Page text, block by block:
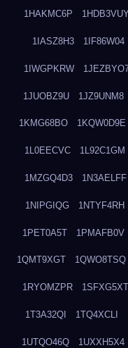
1HAKMC6P 1HDB3VUY
1IASZ8H3 1IF86W04
1IWGPKRW
1JUOBZ9U 1JZ9UNM8
1KMG68BO 1KQW0D9E
1L0EECVC 1L92C1GM
1MZGQ4D3 1N3AELFF
1NIPGIQG 1NTYF4RH
1PET0A5T 1PMAFB0V
1QMT9XGT 1QWO8TSQ
1RYOMZPR 1SFXG5XT
1T3A32QI 1TQ4XCLI
1UTQO46Q 1UXXH5X4